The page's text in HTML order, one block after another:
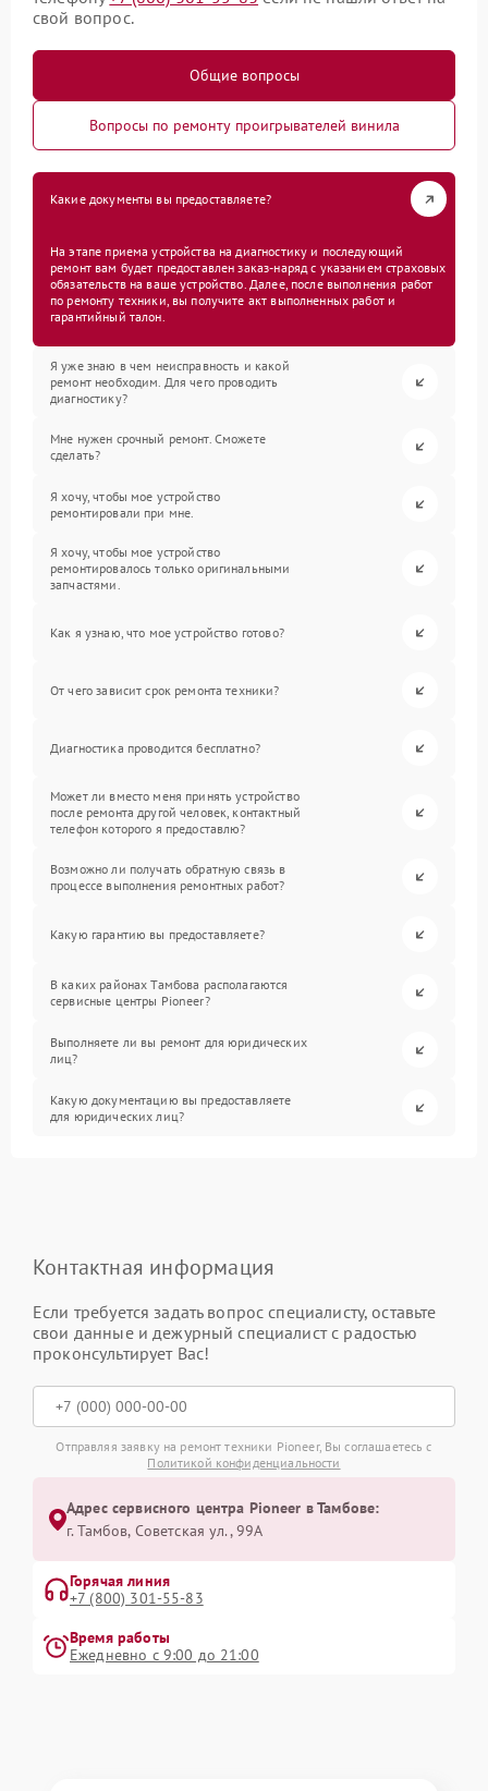
свой вопрос.
Общие вопросы
Вопросы по ремонту проигрывателей винила
Какие документы вы предоставляете?
На этапе приема устройства на диагностику и последующий
ремонт вам будет предоставлен заказ-наряд с указанием страховых
обязательств на ваше устройство. Далее, после выполнения работ
по ремонту техники, вы получите акт выполненных работ и
гарантийный талон.
Я уже знаю в чем неисправность и какой
ремонт необходим. Для чего проводить
диагностику?
Мне нужен срочный ремонт. Сможете
сделать?
Я хочу, чтобы мое устройство
ремонтировали при мне.
Я хочу, чтобы мое устройство
ремонтировалось только оригинальными
запчастями.
Как я узнаю, что мое устройство готово?
От чего зависит срок ремонта техники?
Диагностика проводится бесплатно?
Может ли вместо меня принять устройство
после ремонта другой человек, контактный
телефон которого я предоставлю?
Возможно ли получать обратную связь в
процессе выполнения ремонтных работ?
Какую гарантию вы предоставляете?
В каких районах Тамбова располагаются
сервисные центры Pioneer?
Выполняете ли вы ремонт для юридических
лиц?
Какую документацию вы предоставляете
для юридических лиц?
Контактная информация
Если требуется задать вопрос специалисту, оставьте
свои данные и дежурный специалист с радостью
проконсультирует Вас!
Отправляя заявку на ремонт техники Pioneer, Вы соглашаетесь с
Политикой конфиденциальности
Адрес сервисного центра Pioneer в Тамбове:
г. Тамбов, Советская ул., 99А
Горячая линия
+7 (800) 301-55-83
Время работы
Ежедневно с 9:00 до 21:00